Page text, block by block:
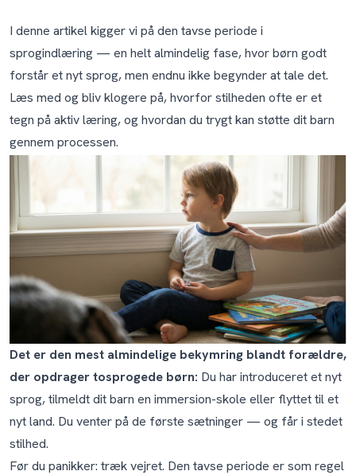
Lad være med:
Hvornår bør du bekymre dig?
Konklusion: Opbygning af selvtillid før tale
Findes der et program, der hjælper med den tavse
I denne artikel kigger vi på den tavse periode i
sprogindlæring — en helt almindelig fase, hvor børn godt
forstår et nyt sprog, men endnu ikke begynder at tale det.
Læs med og bliv klogere på, hvorfor stilheden ofte er et
tegn på aktiv læring, og hvordan du trygt kan støtte dit barn
gennem processen.
Det er den mest almindelige bekymring blandt forældre,
der opdrager tosprogede børn: Du har introduceret et nyt
sprog, tilmeldt dit barn en immersion-skole eller flyttet til et
nyt land. Du venter på de første sætninger — og får i stedet
stilhed.
Før du panikker: træk vejret. Den tavse periode er som regel